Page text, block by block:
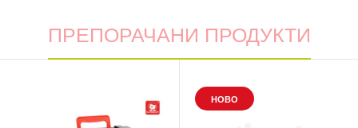
ПРЕПОРАЧАНИ ПРОДУКТИ
НОВО